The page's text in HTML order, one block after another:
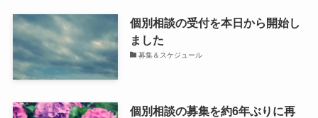
個別相談の受付を本日から開始し
ました
募集＆スケジュール
個別相談の募集を約6年ぶりに再